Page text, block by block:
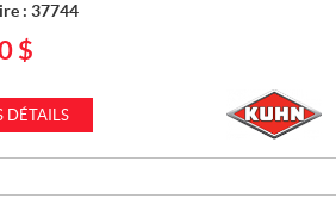
: 37744
$
DÉTAILS